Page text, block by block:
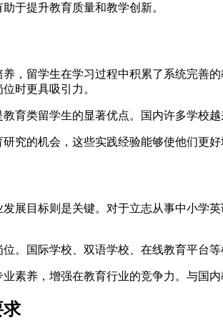
于提升教育质量和教学创新。
，留学生在学习过程中积累了系统完善
时更具吸引力。
教育类留学生的显著优点。国内许多学校
究的机会，这些实践经验能够使他们更
展目标则是关键。对于立志从事中小学
位。国际学校、双语学校、在线教育平台
素养，增强在教育行业的竞争力。与国
求